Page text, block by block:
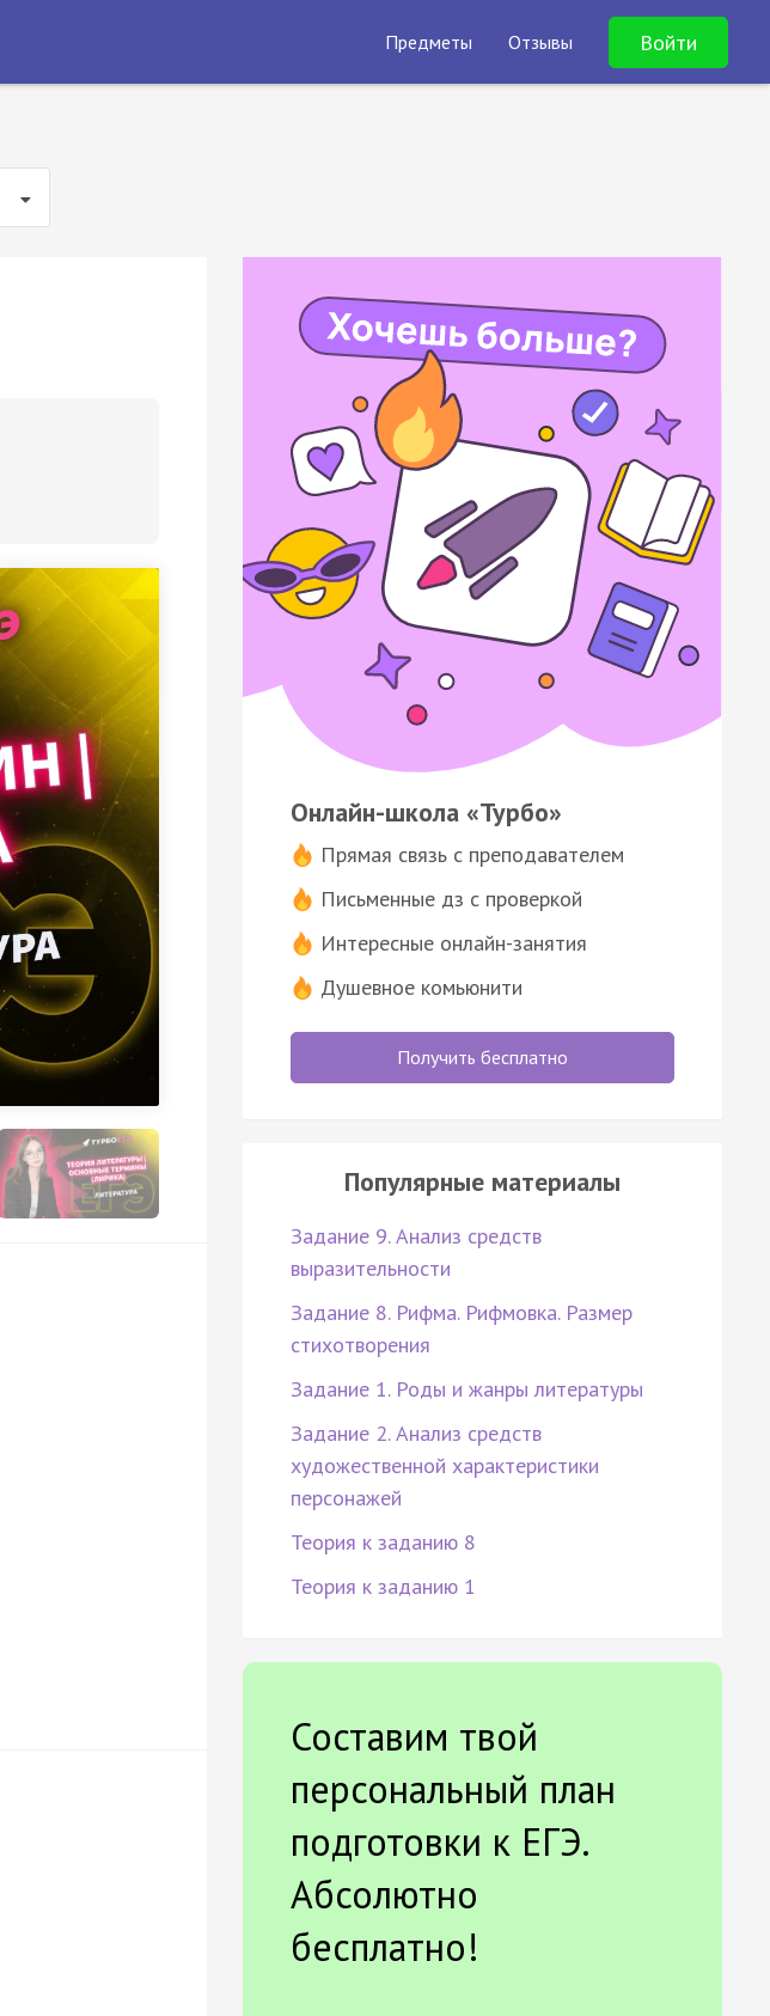
Предметы Отзывы Войти
Онлайн-школа «Турбо»
Прямая связь с преподавателем
Письменные дз с проверкой
Интересные онлайн-занятия
Душевное комьюнити
Получить бесплатно
Популярные материалы
Задание 9. Анализ средств
выразительности
Задание 8. Рифма. Рифмовка. Размер
стихотворения
Задание 1. Роды и жанры литературы
Задание 2. Анализ средств
художественной характеристики
персонажей
Теория к заданию 8
Теория к заданию 1
Составим твой
персональный план
подготовки к ЕГЭ.
Абсолютно
бесплатно!